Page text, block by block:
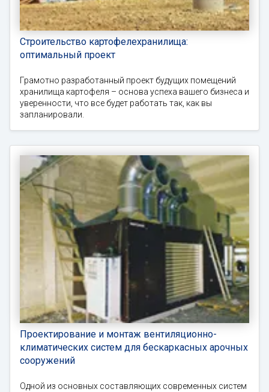
Строительство картофелехранилища:
оптимальный проект
Грамотно разработанный проект будущих помещений
хранилища картофеля – основа успеха вашего бизнеса и
уверенности, что все будет работать так, как вы
запланировали.
Проектирование и монтаж вентиляционно-
климатических систем для бескаркасных арочных
сооружений
Одной из основных составляющих современных систем